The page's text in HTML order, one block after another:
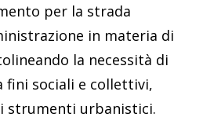
per la strada
in materia di
la necessità di
fini sociali e collettivi,
strumenti urbanistici.